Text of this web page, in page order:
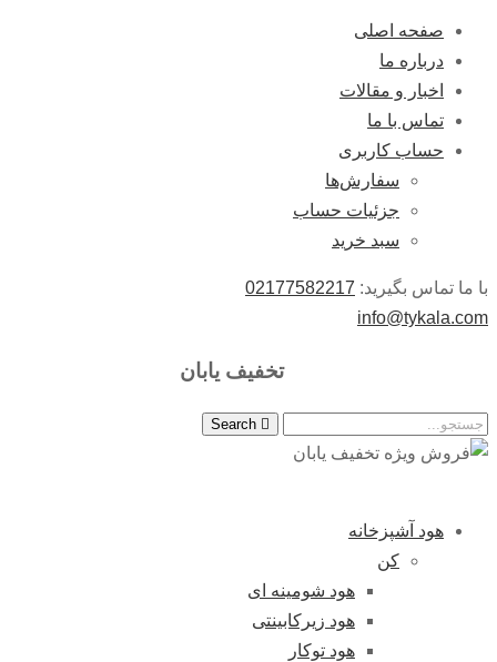
صفحه اصلی
درباره ما
اخبار و مقالات
تماس با ما
حساب کاربری
سفارش‌ها
جزئیات حساب
سبد خرید
با ما تماس بگیرید: 02177582217
info@tykala.com
تخفیف یابان
Search
هود آشپزخانه
کن
هود شومینه ای
هود زیرکابینتی
هود توکار